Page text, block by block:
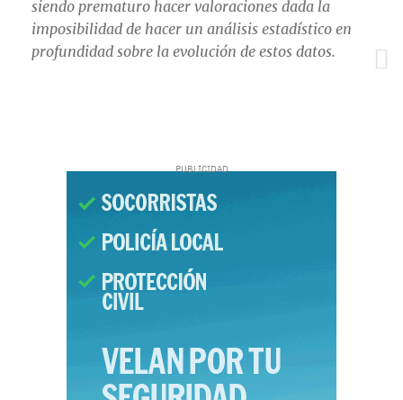
siendo prematuro hacer valoraciones dada la
imposibilidad de hacer un análisis estadístico en
profundidad sobre la evolución de estos datos.